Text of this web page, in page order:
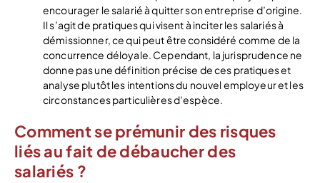
encourager le salarié à quitter son entreprise d’origine.
Il s’agit de pratiques qui visent à inciter les salariés à
démissionner, ce qui peut être considéré comme de la
concurrence déloyale. Cependant, la jurisprudence ne
donne pas une définition précise de ces pratiques et
analyse plutôt les intentions du nouvel employeur et les
circonstances particulières d’espèce.
Comment se prémunir des risques
liés au fait de débaucher des
salariés ?